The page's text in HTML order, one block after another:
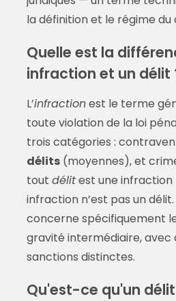
la définition et le régime du
Quelle est la
infraction et un délit
L’infractionest le terme
toute violation de la loi
trois catégories :
délits(moyennes), et
tout délitest une
infraction n’est pas un délit.
concerne spécifiquement
gravité intermédiaire, avec
sanctions distinctes.
Qu'est-ce qu'un